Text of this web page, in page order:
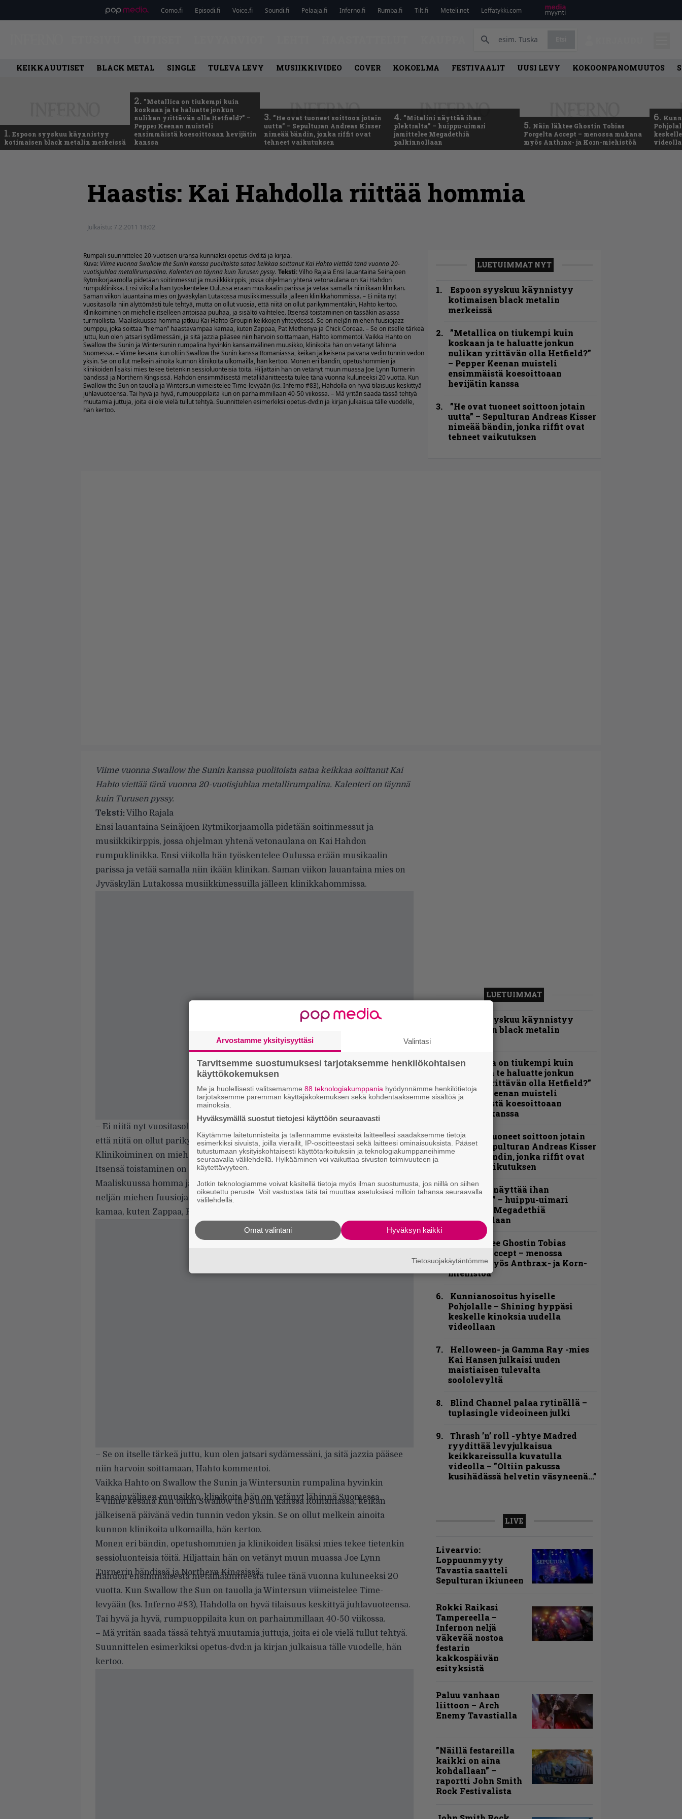
Como.fi Episodi.fi Voice.fi Soundi.fi Pelaaja.fi Inferno.fi Rumba.fi Tilt.fi Meteli.net Leffatykki.com
KEIKKAUUTISET BLACK METAL SINGLE TULEVA LEVY MUSIIKKIVIDEO COVER KOKOELMA FESTIVAALIT UUSI LEVY KOKOONPANOMUUTOS
1. Espoon syyskuu käynnistyy
kotimaisen black metalin merkeissä
2. ”Metallica on tiukempi kuin
koskaan ja te haluatte jonkun
nulikan yrittävän olla Hetfield?” –
Pepper Keenan muisteli
ensimmäistä koesoittoaan hevijätin
kanssa
3. ”He ovat tuoneet soittoon jotain
uutta” – Sepulturan Andreas Kisser
nimeää bändin, jonka riffit ovat
tehneet vaikutuksen
4. ”Mitalini näyttää ihan
plektralta” – huippu-uimari
jamittelee Megadethiä
palkinnollaan
5. Näin lähtee Ghostin Tobias
Forgelta Accept – menossa mukana
myös Anthrax- ja Korn-miehistöä
6.
Haastis: Kai Hahdolla riittää hommia
Julkaistu: 7.2.2011 18:02
Rumpali suunnittelee 20-vuotisen uransa kunniaksi opetus-dvd:tä ja kirjaa.
Kuva: Viime vuonna Swallow the Sunin kanssa puolitoista sataa keikkaa soittanut Kai Hahto viettää tänä vuonna 20-
vuotisjuhlaa metallirumpalina. Kalenteri on täynnä kuin Turusen pyssy. Teksti:Vilho Rajala Ensi lauantaina Seinäjoen
Rytmikorjaamolla pidetään soitinmessut ja musiikkikirppis, jossa ohjelman yhtenä vetonaulana on Kai Hahdon
rumpuklinikka. Ensi viikolla hän työskentelee Oulussa erään musikaalin parissa ja vetää samalla niin ikään klinikan.
Saman viikon lauantaina mies on Jyväskylän Lutakossa musiikkimessuilla jälleen klinikkahommissa. – Ei niitä nyt
vuositasolla niin älyttömästi tule tehtyä, mutta on ollut vuosia, että niitä on ollut parikymmentäkin, Hahto kertoo.
Klinikoiminen on miehelle itselleen antoisaa puuhaa, ja sisältö vaihtelee. Itsensä toistaminen on tässäkin asiassa
turmiollista. Maaliskuussa homma jatkuu Kai Hahto Groupin keikkojen yhteydessä. Se on neljän miehen fuusiojazz-
pumppu, joka soittaa ”hieman” haastavampaa kamaa, kuten Zappaa, Pat Methenya ja Chick Coreaa. – Se on itselle tärkeä
juttu, kun olen jatsari sydämessäni, ja sitä jazzia pääsee niin harvoin soittamaan, Hahto kommentoi. Vaikka Hahto on
Swallow the Sunin ja Wintersunin rumpalina hyvinkin kansainvälinen muusikko, klinikoita hän on vetänyt lähinnä
Suomessa. – Viime kesänä kun oltiin Swallow the Sunin kanssa Romaniassa, keikan jälkeisenä päivänä vedin tunnin vedon
yksin. Se on ollut melkein ainoita kunnon klinikoita ulkomailla, hän kertoo. Monen eri bändin, opetushommien ja
klinikoiden lisäksi mies tekee tietenkin sessioluonteisia töitä. Hiljattain hän on vetänyt muun muassa Joe Lynn Turnerin
bändissä ja Northern Kingsissä. Hahdon ensimmäisestä metalliäänitteestä tulee tänä vuonna kuluneeksi 20 vuotta. Kun
Swallow the Sun on tauolla ja Wintersun viimeistelee Time-levyään (ks.Inferno #83), Hahdolla on hyvä tilaisuus keskittyä
juhlavuoteensa. Tai hyvä ja hyvä, rumpuoppilaita kun on parhaimmillaan 40-50 viikossa. – Mä yritän saada tässä tehtyä
muutamia juttuja, joita ei ole vielä tullut tehtyä. Suunnittelen esimerkiksi opetus-dvd:n ja kirjan julkaisua tälle vuodelle,
hän kertoo.
LUETUIMMAT NYT
Espoon syyskuu käynnistyy
kotimaisen black metalin
merkeissä
”Metallica on tiukempi kuin
koskaan ja te haluatte jonkun
nulikan yrittävän olla Hetfield?”
– Pepper Keenan muisteli
ensimmäistä koesoittoaan
hevijätin kanssa
”He ovat tuoneet soittoon jotain
uutta” – Sepulturan Andreas Kisser
nimeää bändin, jonka riffit ovat
tehneet vaikutuksen
Viime vuonna Swallow the Sunin kanssa puolitoista sataa keikkaa soittanut Kai
Hahto viettää tänä vuonna 20-vuotisjuhlaa metallirumpalina. Kalenteri on täynnä
kuin Turusen pyssy.
Teksti: Vilho Rajala
Ensi lauantaina Seinäjoen Rytmikorjaamolla pidetään soitinmessut ja
musiikkikirppis, jossa ohjelman yhtenä vetonaulana on Kai Hahdon
rumpuklinikka. Ensi viikolla hän työskentelee Oulussa erään musikaalin
parissa ja vetää samalla niin ikään klinikan. Saman viikon lauantaina mies on
Jyväskylän Lutakossa musiikkimessuilla jälleen klinikkahommissa.
– Ei niitä nyt vuositasolla niin älyttömästi tule tehtyä, mutta on ollut vuosia,
että niitä on ollut parikymmentäkin, Hahto kertoo.
Klinikoiminen on miehelle itselleen antoisaa puuhaa, ja sisältö vaihtelee.
Itsensä toistaminen on tässäkin asiassa turmiollista.
Maaliskuussa homma jatkuu Kai Hahto Groupin keikkojen yhteydessä. Se on
neljän miehen fuusiojazz-pumppu, joka soittaa ”hieman” haastavampaa
kamaa, kuten Zappaa, Pat Methenya ja Chick Coreaa.
– Se on itselle tärkeä juttu, kun olen jatsari sydämessäni, ja sitä jazzia pääsee
niin harvoin soittamaan, Hahto kommentoi.
Vaikka Hahto on Swallow the Sunin ja Wintersunin rumpalina hyvinkin
kansainvälinen muusikko, klinikoita hän on vetänyt lähinnä Suomessa.
– Viime kesänä kun oltiin Swallow the Sunin kanssa Romaniassa, keikan
jälkeisenä päivänä vedin tunnin vedon yksin. Se on ollut melkein ainoita
kunnon klinikoita ulkomailla, hän kertoo.
Monen eri bändin, opetushommien ja klinikoiden lisäksi mies tekee tietenkin
sessioluonteisia töitä. Hiljattain hän on vetänyt muun muassa Joe Lynn
Turnerin bändissä ja Northern Kingsissä.
Hahdon ensimmäisestä metalliäänitteestä tulee tänä vuonna kuluneeksi 20
vuotta. Kun Swallow the Sun on tauolla ja Wintersun viimeistelee Time-
levyään (ks. Inferno #83), Hahdolla on hyvä tilaisuus keskittyä juhlavuoteensa.
Tai hyvä ja hyvä, rumpuoppilaita kun on parhaimmillaan 40-50 viikossa.
– Mä yritän saada tässä tehtyä muutamia juttuja, joita ei ole vielä tullut tehtyä.
Suunnittelen esimerkiksi opetus-dvd:n ja kirjan julkaisua tälle vuodelle, hän
kertoo.
LUETUIMMAT
Espoon syyskuu käynnistyy
kotimaisen black metalin
”Metallica on tiukempi kuin
koskaan ja te haluatte jonkun
nulikan yrittävän olla Hetfield?”
– Pepper Keenan muisteli
ensimmäistä koesoittoaan
hevijätin kanssa
”He ovat tuoneet soittoon jotain
uutta” – Sepulturan Andreas Kisser
nimeää bändin, jonka riffit ovat
tehneet vaikutuksen
”Mitalini näyttää ihan
plektralta” – huippu-uimari
jamittelee Megadethiä
palkinnollaan
Näin lähtee Ghostin Tobias
Forgelta Accept – menossa
mukana myös Anthrax- ja Korn-
miehistöä
Kunnianosoitus hyiselle
Pohjolalle – Shining hyppäsi
keskelle kinoksia uudella
videollaan
Helloween- ja Gamma Ray -mies
Kai Hansen julkaisi uuden
maistiaisen tulevalta
soololevyltä
Blind Channel palaa rytinällä –
tuplasingle videoineen julki
Thrash ’n’ roll -yhtye Madred
ryydittää levyjulkaisua
keikkareissulla kuvatulla
videolla – ”Oltiin pakussa
kusihädässä helvetin väsyneenä…”
LIVE
Livearvio:
Loppuunmyyty
Tavastia saatteli
Sepulturan ikiuneen
Rokki Raikasi
Tampereella –
Infernon neljä
väkevää nostoa
festarin
kakkospäivän
esityksistä
Paluu vanhaan
liittoon – Arch
Enemy Tavastialla
”Näillä festareilla
kaikki on aina
kohdallaan” –
raportti John Smith
Rock Festivalista
Arvostamme yksityisyyttäsi Valintasi
Tarvitsemme suostumuksesi tarjotaksemme henkilökohtaisen
käyttökokemuksen
Me ja huolellisesti valitsemamme 88 teknologiakumppania hyödynnämme henkilötietoja
tarjotaksemme paremman käyttäjäkokemuksen sekä kohdentaaksemme sisältöä ja
mainoksia.
Hyväksymällä suostut tietojesi käyttöön seuraavasti
Käytämme laitetunnisteita ja tallennamme evästeitä laitteellesi saadaksemme tietoja
esimerkiksi sivuista, joilla vierailit, IP-osoitteestasi sekä laitteesi ominaisuuksista. Pääset
tutustumaan yksityiskohtaisesti käyttötarkoituksiin ja teknologiakumppaneihimme
seuraavalla välilehdellä. Hylkääminen voi vaikuttaa sivuston toimivuuteen ja
käytettävyyteen.
Jotkin teknologiamme voivat käsitellä tietoja myös ilman suostumusta, jos niillä on siihen
oikeutettu peruste. Voit vastustaa tätä tai muuttaa asetuksiasi milloin tahansa seuraavalla
välilehdellä.
Hyväksyn kaikki
Omat valintani
Tietosuojakäytäntömme